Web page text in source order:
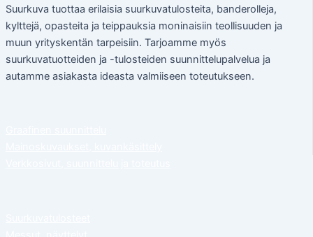
Suurkuva tuottaa erilaisia suurkuvatulosteita, banderolleja,
kylttejä, opasteita ja teippauksia moninaisiin teollisuuden ja
muun yrityskentän tarpeisiin. Tarjoamme myös
suurkuvatuotteiden ja -tulosteiden suunnittelupalvelua ja
autamme asiakasta ideasta valmiiseen toteutukseen.